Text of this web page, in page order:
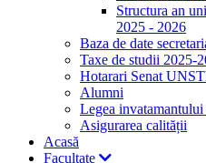
Structura an
2025 - 2026
Baza de date
Taxe de studii 2025-
Hotarari Senat
Alumni
Legea
Asigurarea calității
Acasă
Facultate